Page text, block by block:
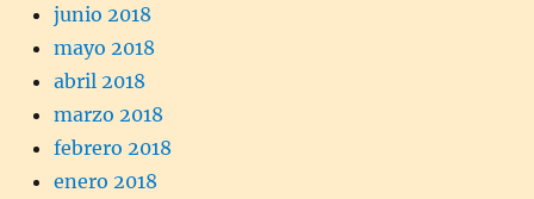
junio 2018
mayo 2018
abril 2018
marzo 2018
febrero 2018
enero 2018